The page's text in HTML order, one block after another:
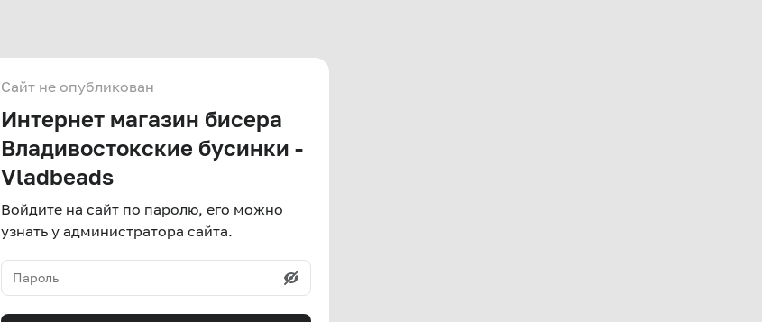
Сайт не опубликован
Интернет магазин бисера
Владивостокские бусинки -
Vladbeads
Войдите на сайт по паролю, его можно
узнать у администратора сайта.